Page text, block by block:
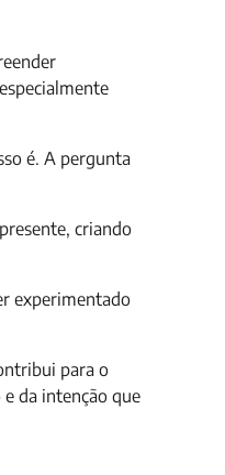
é. A pergunta
criando
experimentado
para o
da intenção que